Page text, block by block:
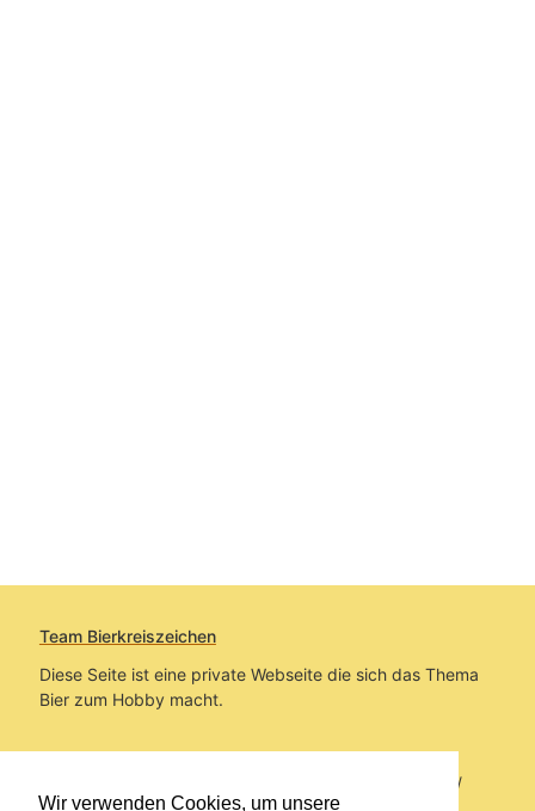
Wir verwenden Cookies, um unsere
Team Bierkreiszeichen
Diese Seite ist eine private Webseite die sich das Thema
Bier zum Hobby macht.
Sie befinden sich auf https://www.bierkreiszeichen.at/